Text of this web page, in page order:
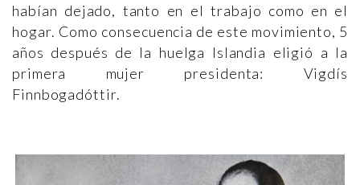
habían dejado, tanto en el trabajo como en el
hogar. Como consecuencia de este movimiento, 5
años después de la huelga Islandia eligió a la
primera mujer presidenta: Vigdís
Finnbogadóttir.